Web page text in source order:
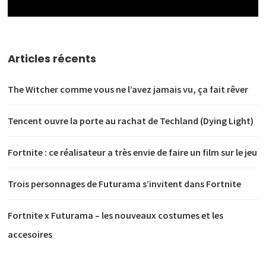
Articles récents
The Witcher comme vous ne l’avez jamais vu, ça fait rêver
Tencent ouvre la porte au rachat de Techland (Dying Light)
Fortnite : ce réalisateur a très envie de faire un film sur le jeu
Trois personnages de Futurama s’invitent dans Fortnite
Fortnite x Futurama – les nouveaux costumes et les
accesoires